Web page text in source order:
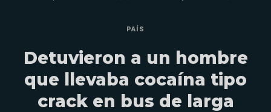
PAÍS
Detuvieron a un hombre
que llevaba cocaína tipo
crack en bus de larga